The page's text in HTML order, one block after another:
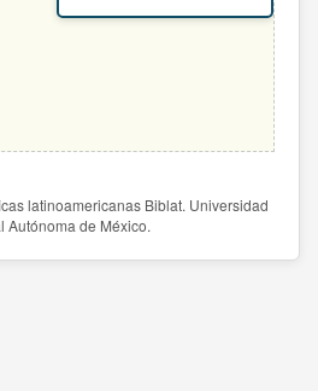
latinoamericanas Biblat. Universidad
Autónoma de México.